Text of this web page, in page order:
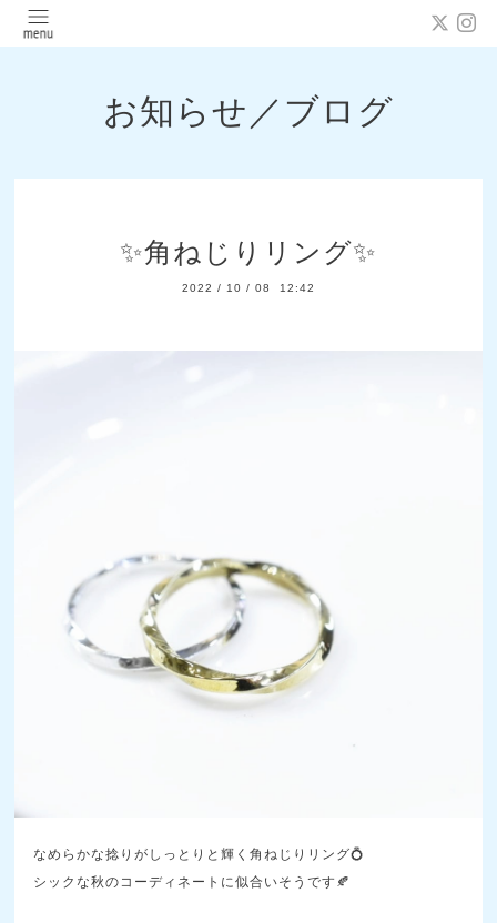
お知らせ／ブログ
✨角ねじりリング✨
2022 / 10 / 08 12:42
なめらかな捻りがしっとりと輝く角ねじりリング💍
シックな秋のコーディネートに似合いそうです🍂